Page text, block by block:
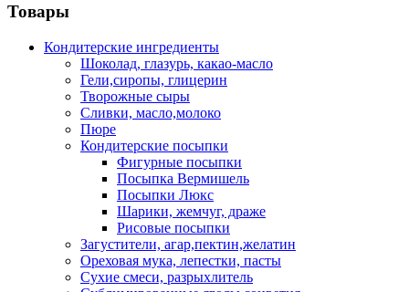
Товары
Кондитерские ингредиенты
Шоколад, глазурь, какао-масло
Гели,сиропы, глицерин
Творожные сыры
Сливки, масло,молоко
Пюре
Кондитерские посыпки
Фигурные посыпки
Посыпка Вермишель
Посыпки Люкс
Шарики, жемчуг, драже
Рисовые посыпки
Загустители, агар,пектин,желатин
Ореховая мука, лепестки, пасты
Сухие смеси, разрыхлитель